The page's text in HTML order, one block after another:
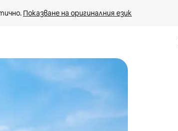
Показване на оригиналния език